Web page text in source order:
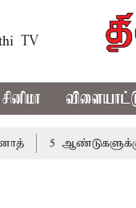
TV
சினிமா
ஆண்டுகளுக்கு